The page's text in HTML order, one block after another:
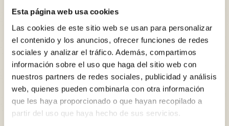
Esta página web usa cookies
Las cookies de este sitio web se usan para personalizar
el contenido y los anuncios, ofrecer funciones de redes
sociales y analizar el tráfico. Además, compartimos
información sobre el uso que haga del sitio web con
nuestros partners de redes sociales, publicidad y análisis
web, quienes pueden combinarla con otra información
que les haya proporcionado o que hayan recopilado a
partir del uso que haya hecho de sus servicios.